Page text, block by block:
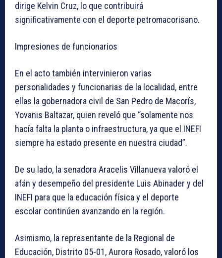
dirige Kelvin Cruz, lo que contribuirá
significativamente con el deporte petromacorisano.
Impresiones de funcionarios
En el acto también intervinieron varias
personalidades y funcionarias de la localidad, entre
ellas la gobernadora civil de San Pedro de Macorís,
Yovanis Baltazar, quien reveló que “solamente nos
hacía falta la planta o infraestructura, ya que el INEFI
siempre ha estado presente en nuestra ciudad”.
De su lado, la senadora Aracelis Villanueva valoró el
afán y desempeño del presidente Luis Abinader y del
INEFI para que la educación física y el deporte
escolar continúen avanzando en la región.
Asimismo, la representante de la Regional de
Educación, Distrito 05-01, Aurora Rosado, valoró los